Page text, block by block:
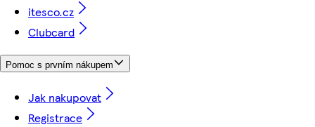
itesco.cz
Clubcard
Pomoc s prvním nákupem
Jak nakupovat
Registrace